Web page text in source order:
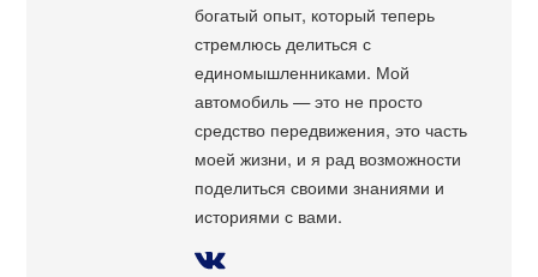
богатый опыт, который теперь
стремлюсь делиться с
единомышленниками. Мой
автомобиль — это не просто
средство передвижения, это часть
моей жизни, и я рад возможности
поделиться своими знаниями и
историями с вами.